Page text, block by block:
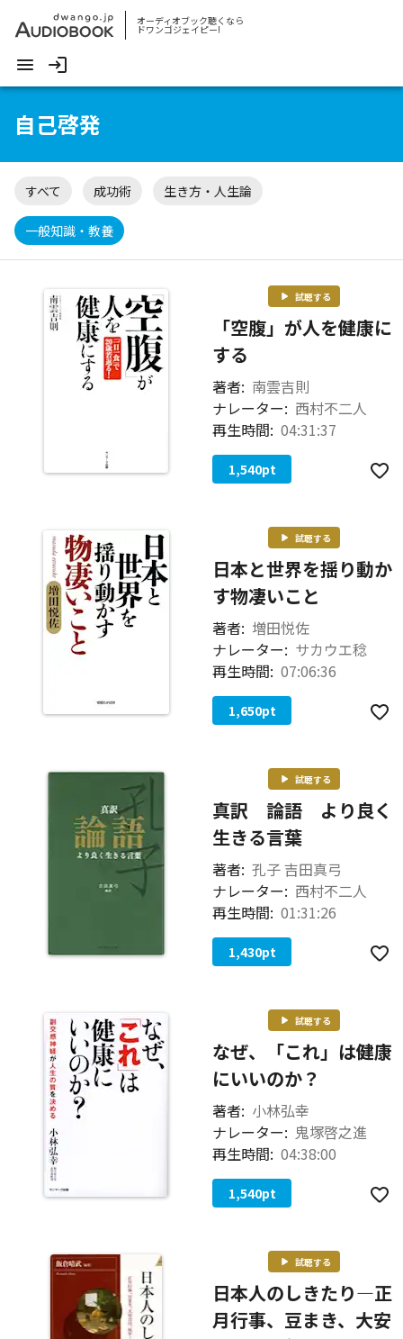
オーディオブック聴くなら
ドワンゴジェイピー!
自己啓発
すべて 成功術 生き方・人生論
一般知識・教養
試聴する
「空腹」が人を健康に
する
著者: 南雲吉則
ナレーター: 西村不二人
再生時間: 04:31:37
1,540pt
試聴する
日本と世界を揺り動か
す物凄いこと
著者: 増田悦佐
ナレーター: サカウエ稔
再生時間: 07:06:36
1,650pt
試聴する
真訳 論語 より良く
生きる言葉
著者: 孔子 吉田真弓
ナレーター: 西村不二人
再生時間: 01:31:26
1,430pt
試聴する
なぜ、「これ」は健康
にいいのか？
著者: 小林弘幸
ナレーター: 鬼塚啓之進
再生時間: 04:38:00
1,540pt
試聴する
日本人のしきたり―正
月行事、豆まき、大安